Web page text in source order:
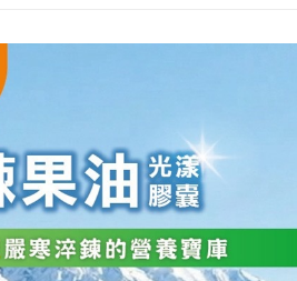
綁卡、不需儲值。
認證，即可結帳。
，再付款。
】
享後付」後，將跳轉至「AFTEE先享後付」
金額後，即可完成結帳。
繳費通知簡訊。
，點擊此簡訊中的連結，可透過四大超商／
行付款，方視為交易完成。
需立刻繳費，但若您需要取消訂單，請聯絡
以上)免運費
上)免運費